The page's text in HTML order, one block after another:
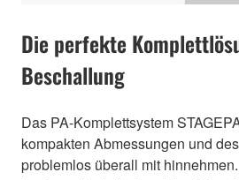
Die perfekte
Beschallung
Das PA-Komplettsystem
kompakten Abmessungen und
problemlos überall mit